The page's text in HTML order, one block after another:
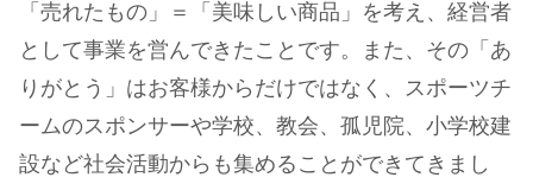
「売れたもの」＝「美味しい商品」を考え、経営者
として事業を営んできたことです。また、その「あ
りがとう」はお客様からだけではなく、スポーツチ
ームのスポンサーや学校、教会、孤児院、小学校建
設など社会活動からも集めることができてきまし